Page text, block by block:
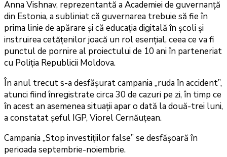
Anna Vishnav, reprezentantă a Academiei de guvernanță
din Estonia, a subliniat că guvernarea trebuie să fie în
prima linie de apărare și că educația digitală în școli și
instruirea cetățenilor joacă un rol esențial, ceea ce va fi
punctul de pornire al proiectului de 10 ani în parteneriat
cu Poliția Republicii Moldova.
În anul trecut s-a desfășurat campania „ruda în accident”,
atunci fiind înregistrate circa 30 de cazuri pe zi, în timp ce
în acest an asemenea situații apar o dată la două-trei luni,
a constatat șeful IGP, Viorel Cernăuțean.
Campania „Stop investițiilor false” se desfășoară în
perioada septembrie-noiembrie.